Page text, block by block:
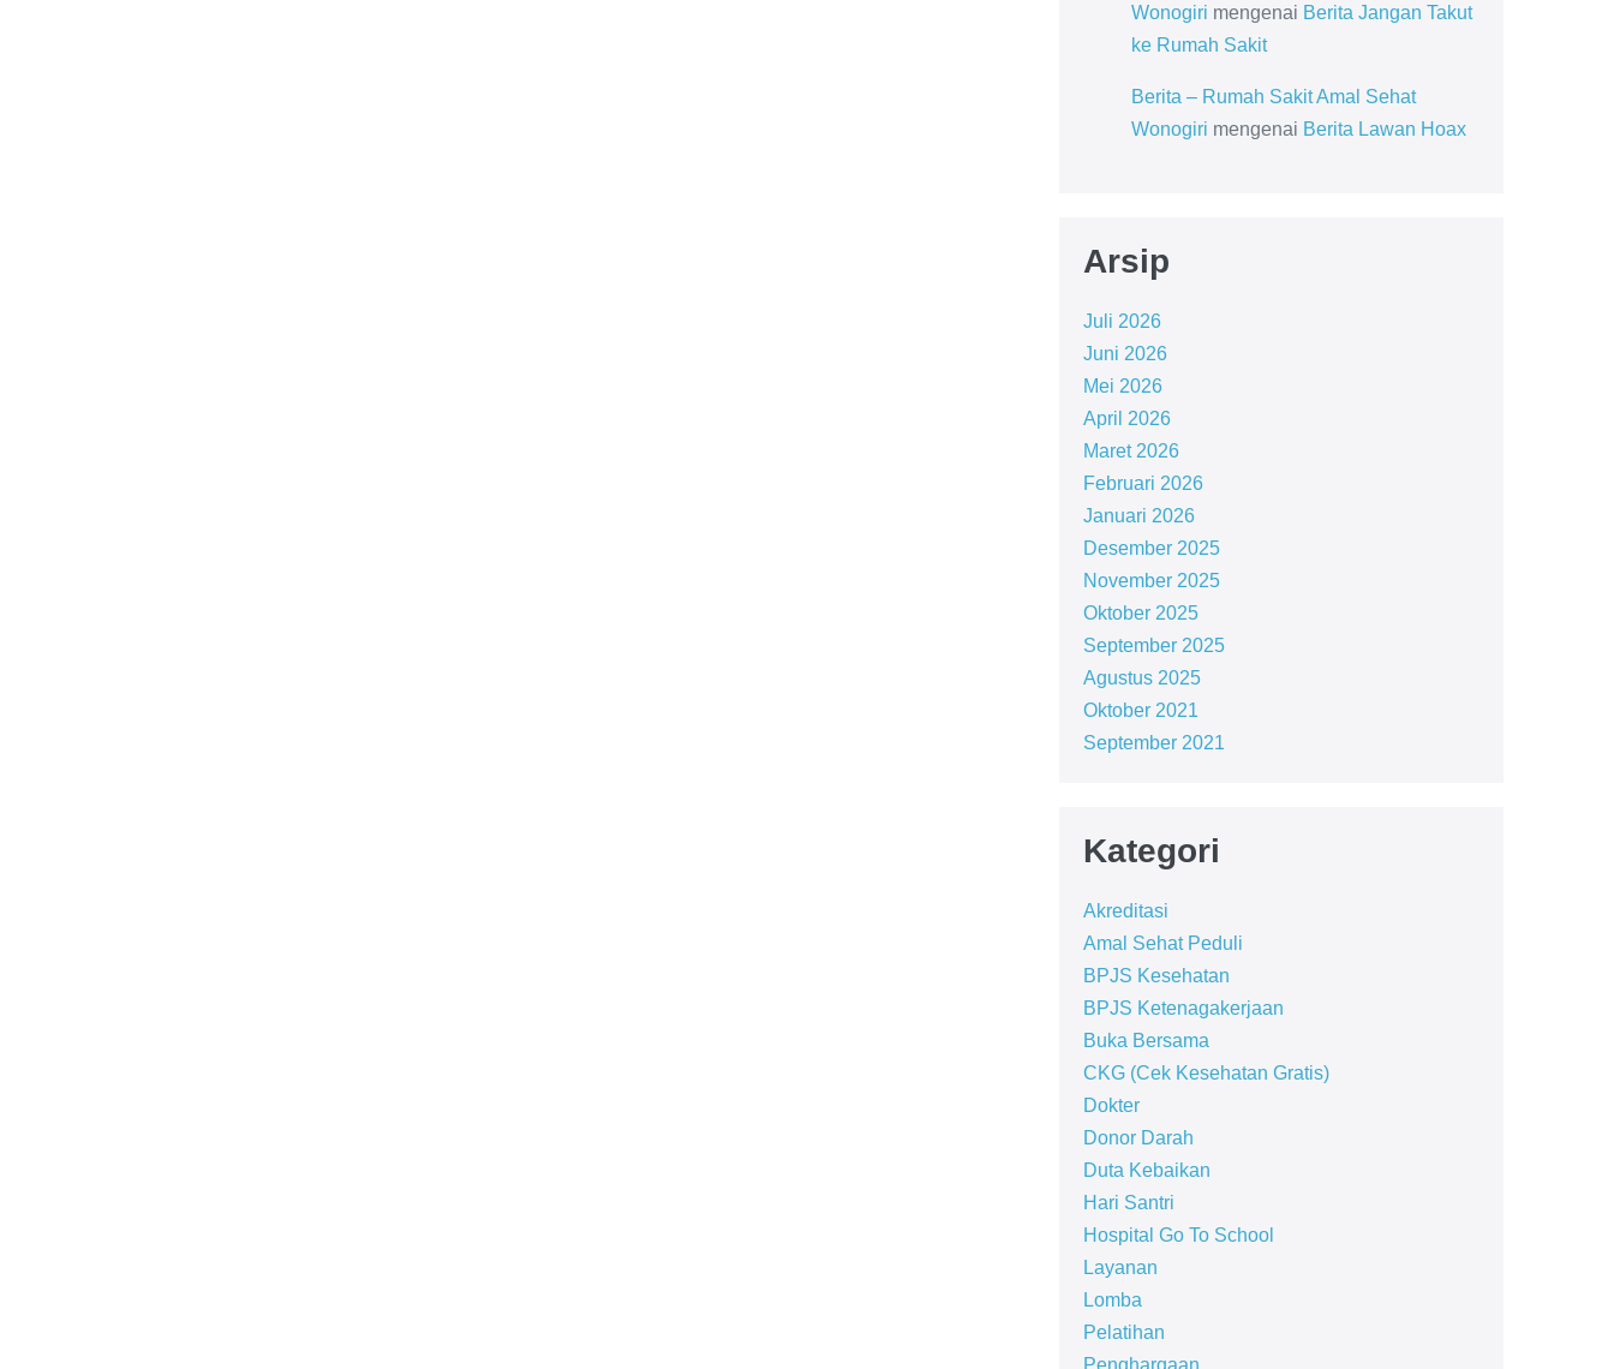
Wonogiri mengenai Berita Jangan Takut
ke Rumah Sakit
Berita – Rumah Sakit Amal Sehat
Wonogiri mengenai Berita Lawan Hoax
Arsip
Juli 2026
Juni 2026
Mei 2026
April 2026
Maret 2026
Februari 2026
Januari 2026
Desember 2025
November 2025
Oktober 2025
September 2025
Agustus 2025
Oktober 2021
September 2021
Kategori
Akreditasi
Amal Sehat Peduli
BPJS Kesehatan
BPJS Ketenagakerjaan
Buka Bersama
CKG (Cek Kesehatan Gratis)
Dokter
Donor Darah
Duta Kebaikan
Hari Santri
Hospital Go To School
Layanan
Lomba
Pelatihan
Penghargaan